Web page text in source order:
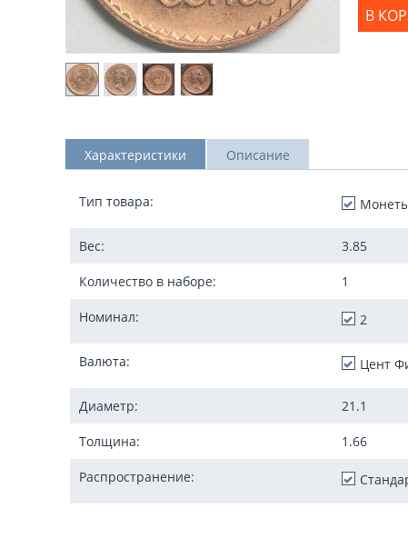
В
Характеристики Описание
Тип товара:
Вес: 3.85
Количество в наборе: 1
Номинал: 2
Валюта: Цент
Диаметр: 21.1
Толщина: 1.66
Распространение: